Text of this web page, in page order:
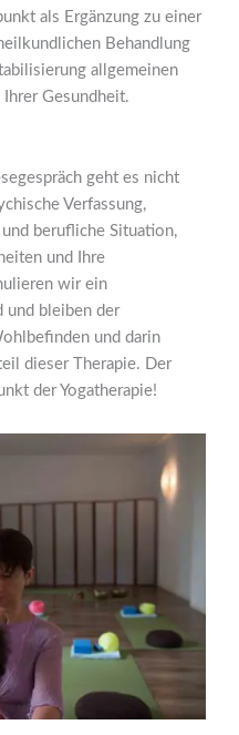
als Ergänzung zu einer
Behandlung
allgemeinen
Gesundheit.
geht es nicht
Verfassung,
berufliche Situation,
und Ihre
wir ein
und bleiben der
und darin
dieser Therapie. Der
der Yogatherapie!